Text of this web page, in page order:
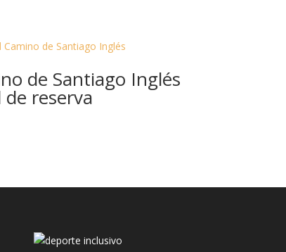
de Santiago Inglés
de reserva